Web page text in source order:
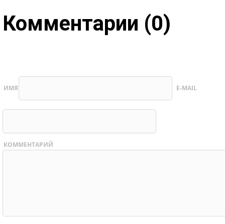
Комментарии (0)
ИМЯ E-MAIL
КОММЕНТАРИЙ